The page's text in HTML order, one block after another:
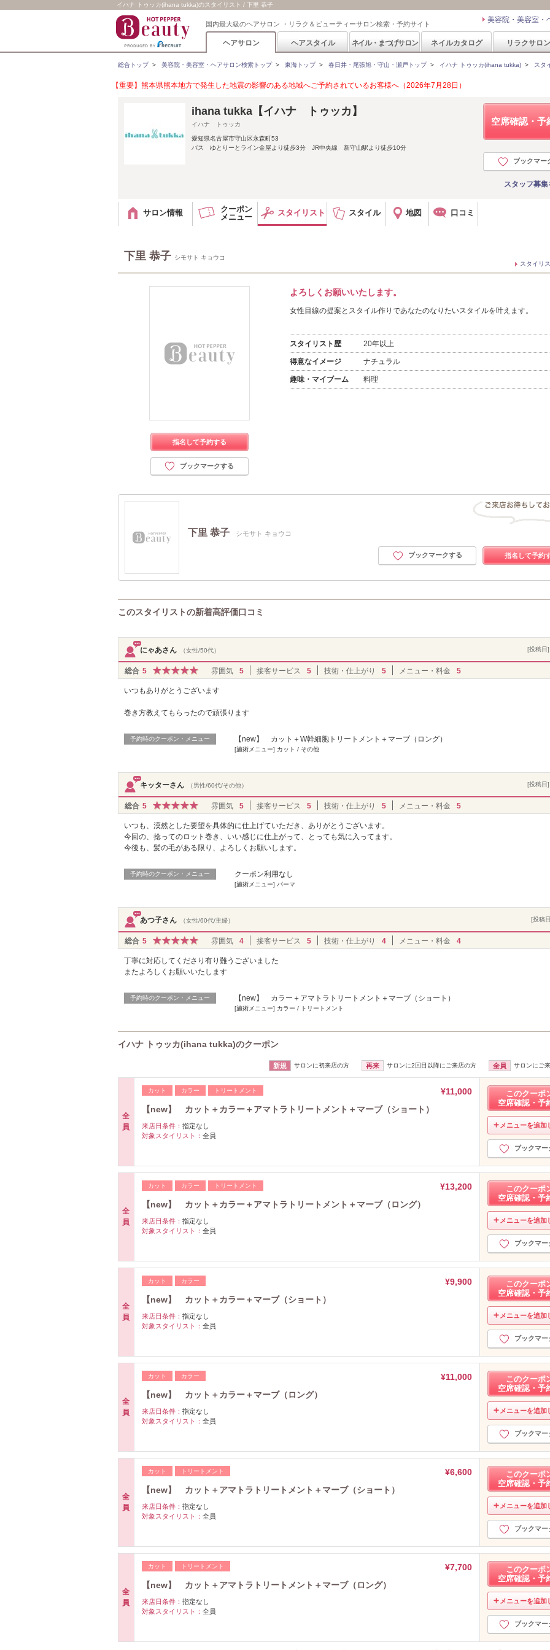
イハナ トゥッカ(ihana tukka)のスタイリスト / 下里 恭子
国内最大級のヘアサロン ・リラク＆ビューティーサロン検索・予約サイト 美容院・美容室・
ヘアサロン ヘアスタイル ネイル・まつげサロン ネイルカタログ リラクサロン
総合トップ> 美容院・美容室・ヘアサロン検索トップ> 東海トップ> 春日井・尾張旭・守山・瀬戸トップ> イハナ トゥッカ(ihana tukka) > スタ
【重要】熊本県熊本地方で発生した地震の影響のある地域へご予約されているお客様へ（2026年7月28日）
空席確認・予
ブックマー
スタッフ募集
ihana tukka【イハナ トゥッカ】
イハナ トゥッカ
愛知県名古屋市守山区永森町53
バス ゆとりーとライン金屋より徒歩3分 JR中央線 新守山駅より徒歩10分
サロン情報
クーポン
メニュー
スタイリスト スタイル 地図 口コミ
下里 恭子 シモサト キョウコ
スタイリ
指名して予約する
ブックマークする
よろしくお願いいたします。
女性目線の提案とスタイル作りであなたのなりたいスタイルを叶えます。
スタイリスト歴 20年以上
得意なイメージ ナチュラル
趣味・マイブーム 料理
下里 恭子 シモサト キョウコ
指名して予約
ブックマークする
このスタイリストの新着高評価口コミ
にゃあさん （女性/50代） [投稿日
総合 5 雰囲気 5 接客サービス 5 技術・仕上がり 5 メニュー・料金 5
いつもありがとうございます
巻き方教えてもらったので頑張ります
予約時のクーポン・メニュー 【new】 カット＋W幹細胞トリートメント＋マーブ（ロング）
[施術メニュー] カット / その他
キッターさん （男性/60代/その他） [投稿日
総合 5 雰囲気 5 接客サービス 5 技術・仕上がり 5 メニュー・料金 5
いつも、漠然とした要望を具体的に仕上げていただき、ありがとうございます。
今回の、捻ってのロット巻き、いい感じに仕上がって、とっても気に入ってます。
今後も、髪の毛がある限り、よろしくお願いします。
予約時のクーポン・メニュー クーポン利用なし
[施術メニュー] パーマ
あつ子さん （女性/60代/主婦） [投稿
総合 5 雰囲気 4 接客サービス 5 技術・仕上がり 4 メニュー・料金 4
丁寧に対応してくださり有り難うございました
またよろしくお願いいたします
予約時のクーポン・メニュー 【new】 カラー＋アマトラトリートメント＋マーブ（ショート）
[施術メニュー] カラー / トリートメント
イハナ トゥッカ(ihana tukka)のクーポン
新規 サロンに初来店の方 再来 サロンに2回目以降にご来店の方 全員 サロンにご
全
員
カット カラー トリートメント
¥11,000
【new】 カット＋カラー＋アマトラトリートメント＋マーブ（ショート）
来店日条件： 指定なし
対象スタイリスト： 全員
このクーポ
空席確認・予
メニューを追加
ブックマー
全
員
カット カラー トリートメント
¥13,200
【new】 カット＋カラー＋アマトラトリートメント＋マーブ（ロング）
来店日条件： 指定なし
対象スタイリスト： 全員
このクーポ
空席確認・予
メニューを追加
ブックマー
全
員
カット カラー
¥9,900
【new】 カット＋カラー＋マーブ（ショート）
来店日条件： 指定なし
対象スタイリスト： 全員
このクーポ
空席確認・予
メニューを追加
ブックマー
全
員
カット カラー
¥11,000
【new】 カット＋カラー＋マーブ（ロング）
来店日条件： 指定なし
対象スタイリスト： 全員
このクーポ
空席確認・予
メニューを追加
ブックマー
全
員
カット トリートメント
¥6,600
【new】 カット＋アマトラトリートメント＋マーブ（ショート）
来店日条件： 指定なし
対象スタイリスト： 全員
このクーポ
空席確認・予
メニューを追加
ブックマー
全
員
カット トリートメント
¥7,700
【new】 カット＋アマトラトリートメント＋マーブ（ロング）
来店日条件： 指定なし
対象スタイリスト： 全員
このクーポ
空席確認・予
メニューを追加
ブックマー